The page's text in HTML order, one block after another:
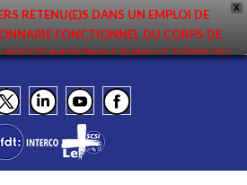
X
RETENU(E)S DANS UN EMPLOI DE
FONCTIONNEL DU CORPS DE
NATIONALE DANS LE CADRE DU
ÉTÉ DIFFUSÉE. ELLE EST DISPONIBLE EN
SITE. FÉLICITATIONS AUX NOMMÉ(E)S !